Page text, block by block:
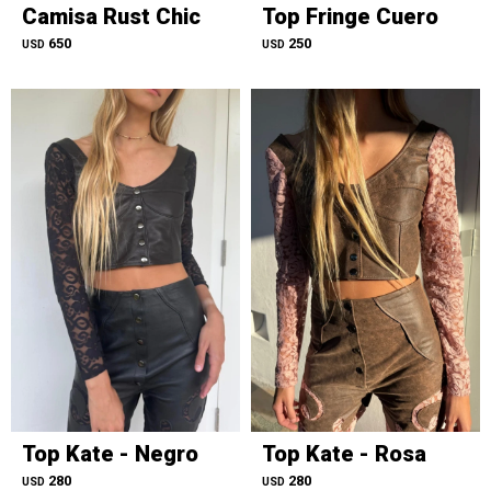
Camisa Rust Chic
USD 650
Top Fringe Cuero
USD 250
Top Kate - Negro
USD 280
Top Kate - Rosa
USD 280